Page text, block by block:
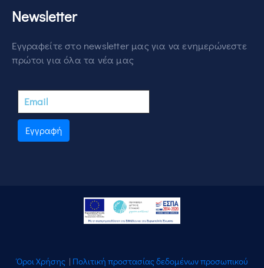
Newsletter
Εγγραφείτε στο newsletter μας για να ενημερώνεστε
πρώτοι για όλα τα νέα μας
Εγγραφή
Όροι Χρήσης | Πολιτική προστασίας δεδομένων προσωπικού